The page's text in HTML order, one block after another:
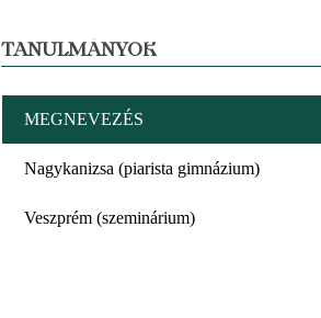
TANULMÁNYOK
MEGNEVEZÉS
Nagykanizsa (piarista gimnázium)
Veszprém (szeminárium)